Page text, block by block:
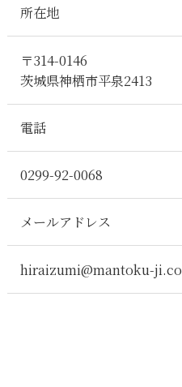
所在地
〒314-0146
茨城県神栖市平泉2413
電話
0299-92-0068
メールアドレス
hiraizumi@mantoku-